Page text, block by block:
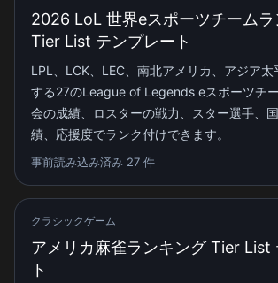
2026 LoL 世界eスポーツチーム
Tier List テンプレート
LPL、LCK、LEC、南北アメリカ、アジア太
する27のLeague of Legends eスポーツチ
会の成績、ロスターの戦力、スター選手、
績、応援度でランク付けできます。
事前読み込み済み 27 件
クラシックゲーム
アメリカ麻雀ランキング Tier List
ト